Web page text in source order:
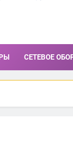
СЕТЕВОЕ